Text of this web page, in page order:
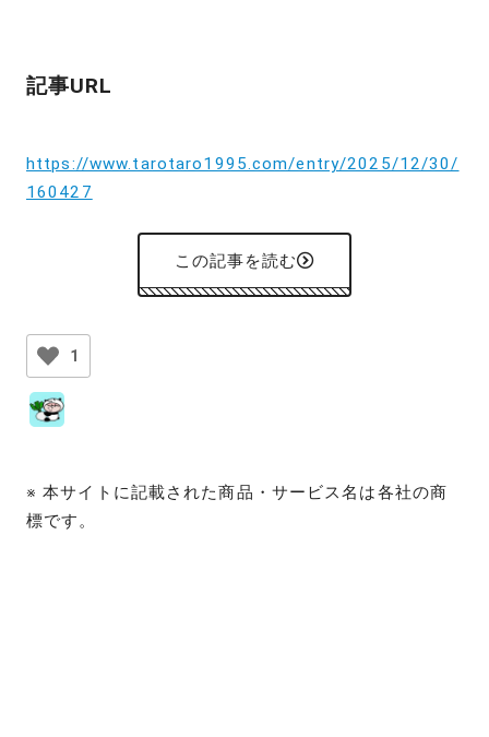
記事URL
https://www.tarotaro1995.com/entry/2025/12/30/
160427
この記事を読む
1
※ 本サイトに記載された商品・サービス名は各社の商
標です。